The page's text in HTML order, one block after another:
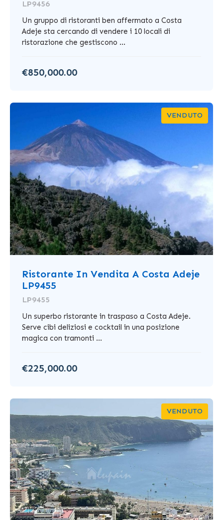
LP9456
Un gruppo di ristoranti ben affermato a Costa
Adeje sta cercando di vendere i 10 locali di
ristorazione che gestiscono ...
€850,000.00
VENDUTO
Ristorante In Vendita A Costa Adeje
LP9455
LP9455
Un superbo ristorante in traspaso a Costa Adeje.
Serve cibi deliziosi e cocktail in una posizione
magica con tramonti ...
€225,000.00
VENDUTO